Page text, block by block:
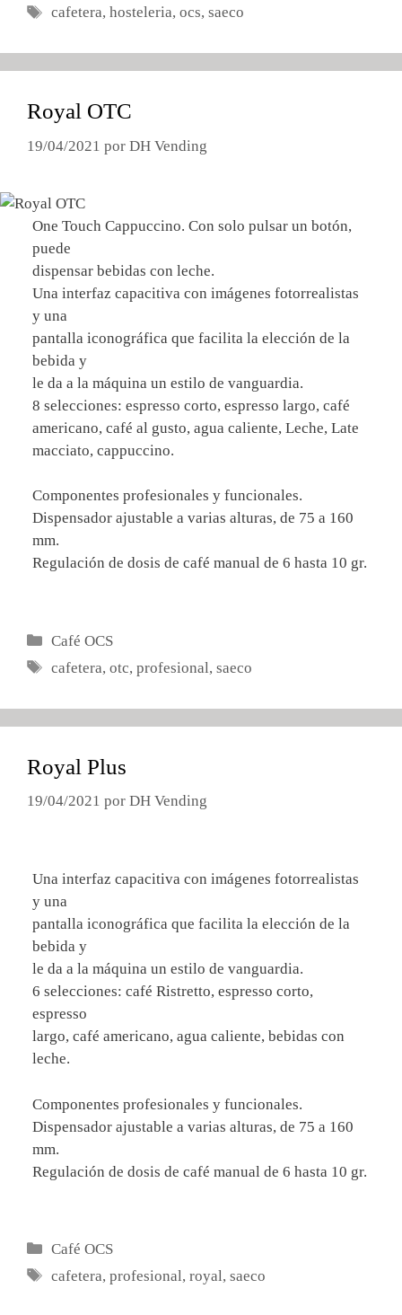
Etiquetas
cafetera,hosteleria,ocs,saeco
Royal OTC
19/04/2021 por DH Vending
One Touch Cappuccino. Con solo pulsar un botón,
puede
dispensar bebidas con leche.
Una interfaz capacitiva con imágenes fotorrealistas
y una
pantalla iconográfica que facilita la elección de la
bebida y
le da a la máquina un estilo de vanguardia.
8 selecciones: espresso corto, espresso largo, café
americano, café al gusto, agua caliente, Leche, Late
macciato, cappuccino.
Componentes profesionales y funcionales.
Dispensador ajustable a varias alturas, de 75 a 160
mm.
Regulación de dosis de café manual de 6 hasta 10 gr.
Categorías
Café OCS
Etiquetas
cafetera,otc,profesional,saeco
Royal Plus
19/04/2021 por DH Vending
Una interfaz capacitiva con imágenes fotorrealistas
y una
pantalla iconográfica que facilita la elección de la
bebida y
le da a la máquina un estilo de vanguardia.
6 selecciones: café Ristretto, espresso corto,
espresso
largo, café americano, agua caliente, bebidas con
leche.
Componentes profesionales y funcionales.
Dispensador ajustable a varias alturas, de 75 a 160
mm.
Regulación de dosis de café manual de 6 hasta 10 gr.
Categorías
Café OCS
Etiquetas
cafetera,profesional,royal,saeco